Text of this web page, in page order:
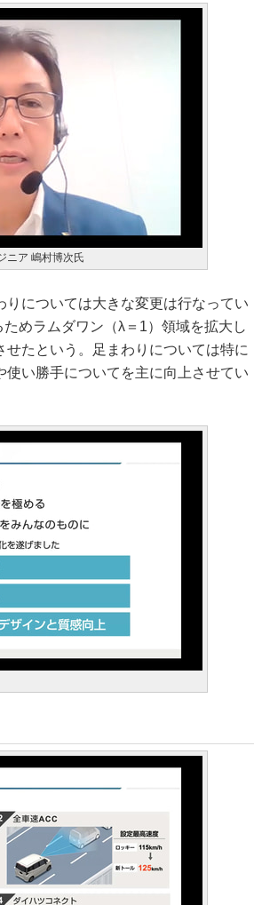
ニア 嶋村博次氏
については大きな変更は行なってい
めラムダワン（λ＝1）領域を拡大し
たという。足まわりについては特に
い勝手についてを主に向上させてい